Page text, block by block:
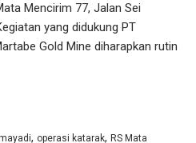
Mencirim 77, Jalan Sei
yang didukung PT
Gold Mine diharapkan rutin
, operasi katarak,RS Mata